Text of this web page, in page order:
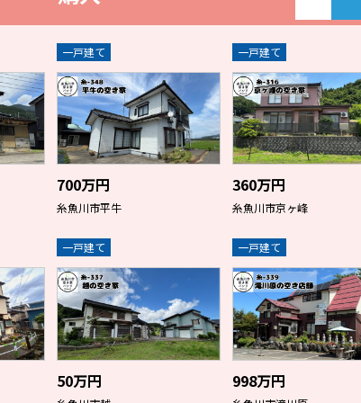
一戸建て
700万円
糸魚川市平牛
一戸建て
360万円
糸魚川市京ヶ峰
一戸建て
50万円
一戸建て
998万円